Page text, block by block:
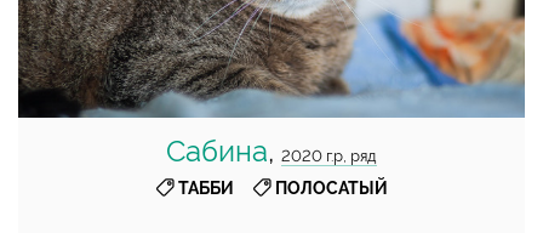
Сабина, 2020 г.р, ряд
ТАББИ
ПОЛОСАТЫЙ